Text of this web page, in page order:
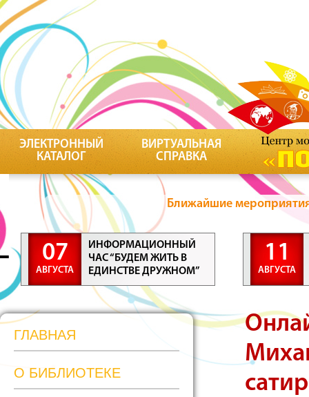
ЭЛЕКТРОННЫЙ
КАТАЛОГ
ВИРТУАЛЬНАЯ
СПРАВКА
Ближайшие
07
АВГУСТА
ИНФОРМАЦИОННЫЙ
ЧАС “БУДЕМ ЖИТЬ В
ЕДИНСТВЕ ДРУЖНОМ”
11
АВГУСТА
ГЛАВНАЯ
О БИБЛИОТЕКЕ